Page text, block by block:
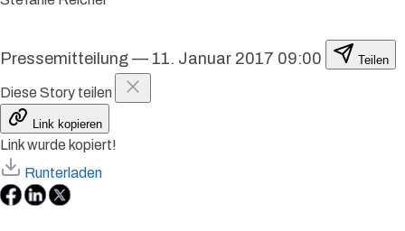
Pressemitteilung — 11. Januar 2017 09:00 Teilen
Diese Story teilen
Link kopieren
Link wurde kopiert!
Runterladen